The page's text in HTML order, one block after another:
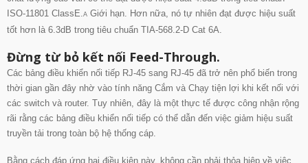
ISO-11801 ClassE.A Giới hạn. Hơn nữa, nó tự nhiên đạt được hiệu suất
tốt hơn là 6.3dB trong tiêu chuẩn TIA-568.2-D Cat 6A.
Đừng từ bỏ kết nối Feed-Through.
Các bảng điều khiển nối tiếp RJ-45 sang RJ-45 đã trở nên phổ biến trong
thời gian gần đây nhờ vào tính năng Cắm và Chạy tiện lợi khi kết nối với
các switch và router. Tuy nhiên, đây là một thực tế được công nhận rộng
rãi rằng các bảng điều khiển nối tiếp có thể dẫn đến việc giảm hiệu suất
truyền tải trong toàn bộ hệ thống cáp.
Bằng cách đáp ứng hai điều kiện này, không cần phải thỏa hiệp về việc